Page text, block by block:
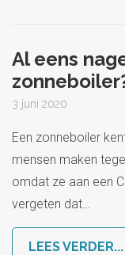
Al eens
3 juni 2020
Een zonneboiler
mensen maken
omdat ze aan een
vergeten dat…
LEES VERDER...